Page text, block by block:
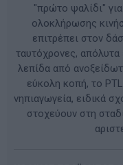
"πρώτο ψαλίδι"
ολοκλήρωσης
επιτρέπει στον
ταυτόχρονες, απόλυτα
λεπίδα από
εύκολη κοπή, το
νηπιαγωγεία, ειδικά
στοχεύουν στη